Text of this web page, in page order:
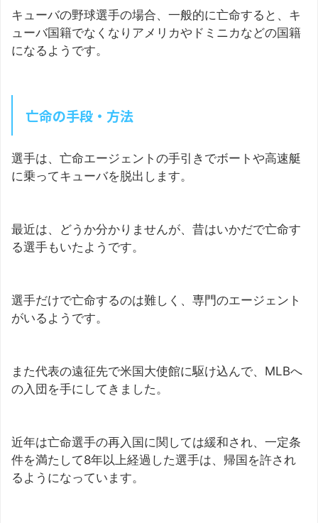
キューバの野球選手の場合、一般的に亡命すると、キ
ューバ国籍でなくなりアメリカやドミニカなどの国籍
になるようです。
亡命の手段・方法
選手は、亡命エージェントの手引きでボートや高速艇
に乗ってキューバを脱出します。
最近は、どうか分かりませんが、昔はいかだで亡命す
る選手もいたようです。
選手だけで亡命するのは難しく、専門のエージェント
がいるようです。
また代表の遠征先で米国大使館に駆け込んで、MLBへ
の入団を手にしてきました。
近年は亡命選手の再入国に関しては緩和され、一定条
件を満たして8年以上経過した選手は、帰国を許され
るようになっています。